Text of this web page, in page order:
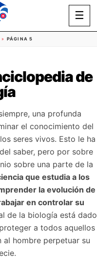
☰
» PÁGINA 5
de
una profunda
el conocimiento del
seres vivos. Esto le ha
saber, pero por sobre
sobre una parte de la
que estudia a los
la evolución de
en controlar su
de la biología está dado
a todos aquellos
hombre perpetuar su